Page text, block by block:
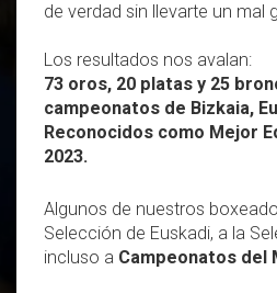
de verdad sin llevarte un mal
Los resultados nos avalan:
73 oros, 20 platas y 25
campeonatos de Bizkaia,
Reconocidos como Mejor
2023.
Algunos de nuestros
Selección de Euskadi, a la
incluso a Campeonatos del